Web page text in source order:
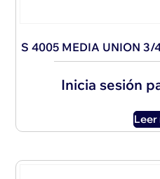
S 4005 MEDIA UNION 3/
Inicia sesión
Leer